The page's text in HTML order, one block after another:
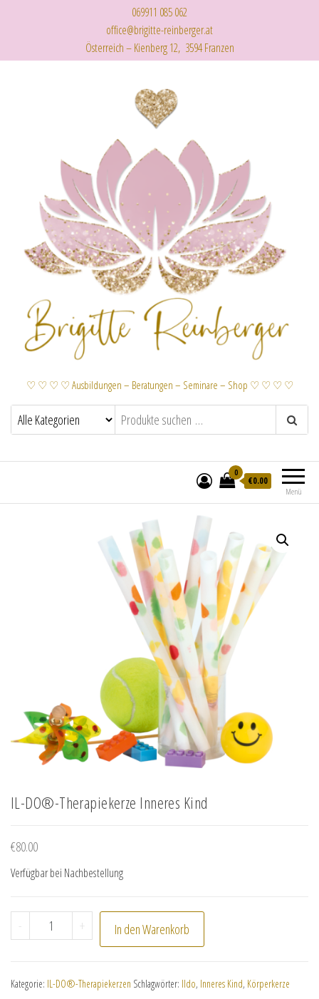
069911 085 062
office@brigitte-reinberger.at
Österreich – Kienberg 12, 3594 Franzen
♡ ♡ ♡ ♡ Ausbildungen – Beratungen – Seminare – Shop ♡ ♡ ♡ ♡
Menü
0
€0.00
IL-DO®-Therapiekerze Inneres Kind
€80.00
Verfügbar bei Nachbestellung
- IL-DO®-Therapiekerze Inneres Kind Menge
+ In den Warenkorb
Kategorie: IL-DO®-Therapiekerzen Schlagwörter: Ildo, Inneres Kind, Körperkerze